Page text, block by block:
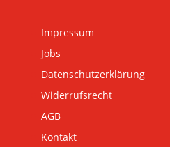
Impressum
Jobs
Datenschutzerklärung
Widerrufsrecht
AGB
Kontakt